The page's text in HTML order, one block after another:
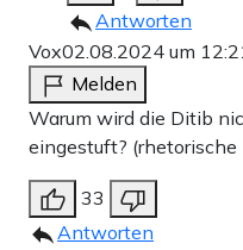
Antworten
Vox02.08.2024 um
Melden
Warum wird die Ditib
eingestuft? (rhetorische
33
Antworten